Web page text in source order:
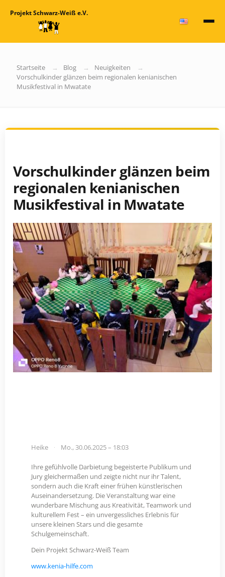
Projekt Schwarz-Weiß e.V.
Startseite Blog
Neuigkeiten
Vorschulkinder glänzen beim regionalen kenianischen
Musikfestival in Mwatate
Vorschulkinder glänzen beim
regionalen kenianischen
Musikfestival in Mwatate
Heike Mo., 30.06.2025 – 18:03
Ihre gefühlvolle Darbietung begeisterte Publikum und
Jury gleichermaßen und zeigte nicht nur ihr Talent,
sondern auch die Kraft einer frühen künstlerischen
Auseinandersetzung. Die Veranstaltung war eine
wunderbare Mischung aus Kreativität, Teamwork und
kulturellem Fest – ein unvergessliches Erlebnis für
unsere kleinen Stars und die gesamte
Schulgemeinschaft.
Dein Projekt Schwarz-Weiß Team
www.kenia-hilfe.com